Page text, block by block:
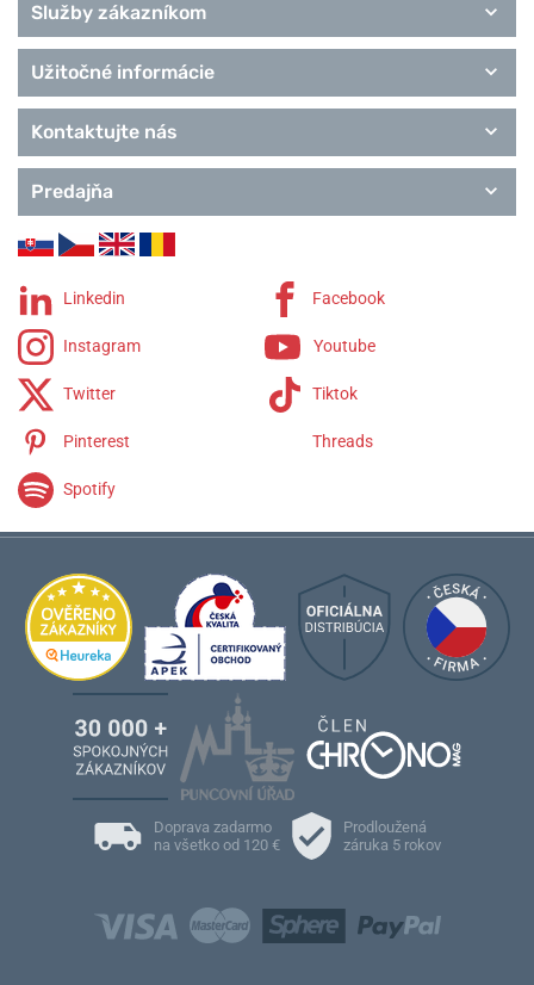
Služby zákazníkom
Užitočné informácie
Kontaktujte nás
Predajňa
Linkedin Facebook
Instagram Youtube
Twitter Tiktok
Pinterest Threads
Spotify
Doprava zadarmo
na všetko od 120 €
Prodloužená
záruka 5 rokov